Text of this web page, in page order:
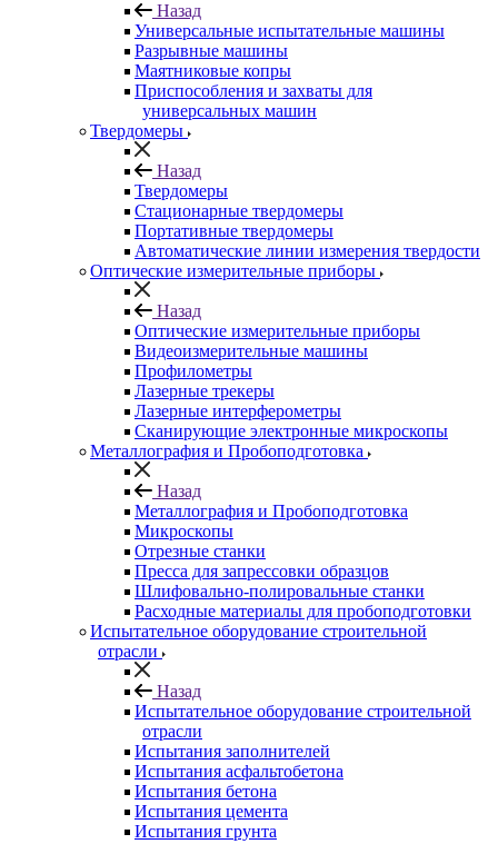
Назад
Универсальные испытательные машины
Разрывные машины
Маятниковые копры
Приспособления и захваты для
универсальных машин
Твердомеры
Назад
Твердомеры
Стационарные твердомеры
Портативные твердомеры
Автоматические линии измерения твердости
Оптические измерительные приборы
Назад
Оптические измерительные приборы
Видеоизмерительные машины
Профилометры
Лазерные трекеры
Лазерные интерферометры
Сканирующие электронные микроскопы
Металлография и Пробоподготовка
Назад
Металлография и Пробоподготовка
Микроскопы
Отрезные станки
Пресса для запрессовки образцов
Шлифовально-полировальные станки
Расходные материалы для пробоподготовки
Испытательное оборудование строительной
отрасли
Назад
Испытательное оборудование строительной
отрасли
Испытания заполнителей
Испытания асфальтобетона
Испытания бетона
Испытания цемента
Испытания грунта